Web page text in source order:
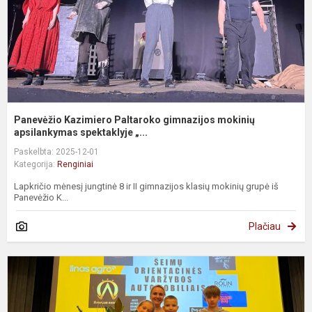
Panevėžio Kazimiero Paltaroko gimnazijos mokinių
apsilankymas spektaklyje „...
Paskelbta: 2025-12-01
Kategorija: Renginiai
Lapkričio mėnesį jungtinė 8 ir II gimnazijos klasių mokinių grupė iš
Panevėžio K...
Plačiau